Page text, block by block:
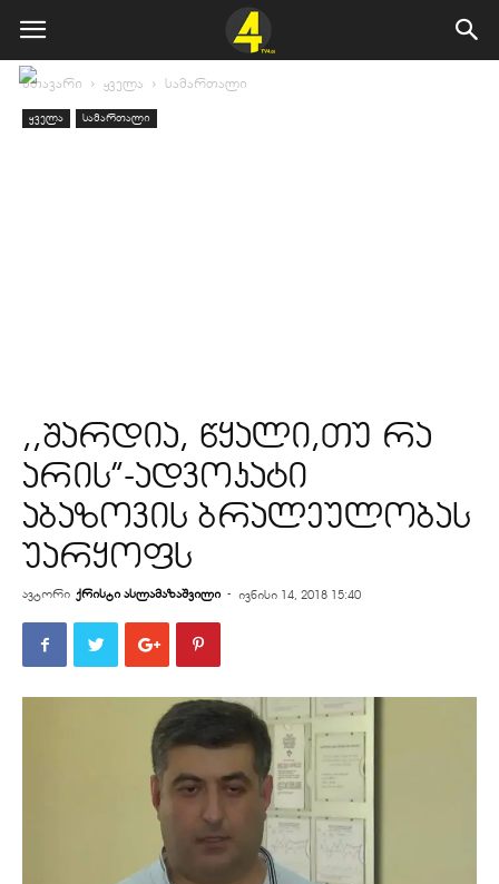
მთავარი ყველა სამართალი
ყველა სამართალი
,,შარდია, წყალი,თუ რა
არის”-ადვოკატი
აბაზოვის ბრალეულობას
უარყოფს
ავტორი ქრისტი ასლამაზაშვილი - ივნისი 14, 2018 15:40